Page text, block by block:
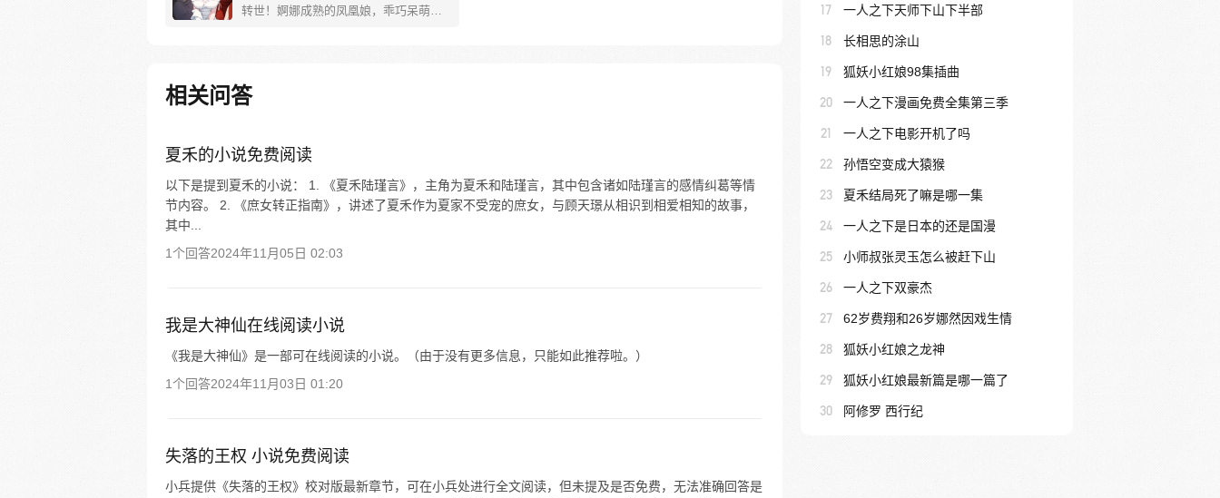
转世！婀娜成熟的凤凰娘，乖巧呆萌的
相关问答
夏禾的小说免费阅读
以下是提到夏禾的小说： 1. 《夏禾陆瑾言》，主角为夏禾和陆瑾言，其中包含诸如陆瑾言的感情纠葛等情
节内容。 2. 《庶女转正指南》，讲述了夏禾作为夏家不受宠的庶女，与顾天璟从相识到相爱相知的故事，
其中...
1个回答2024年11月05日 02:03
我是大神仙在线阅读小说
《我是大神仙》是一部可在线阅读的小说。（由于没有更多信息，只能如此推荐啦。）
1个回答2024年11月03日 01:20
失落的王权 小说免费阅读
小兵提供《失落的王权》校对版最新章节，可在小兵处进行全文阅读，但未提及是否免费，无法准确回答是
17 一人之下天师下山下半部
18 长相思的涂山
19 狐妖小红娘98集插曲
20 一人之下漫画免费全集第三季
21 一人之下电影开机了吗
22 孙悟空变成大猿猴
23 夏禾结局死了嘛是哪一集
24 一人之下是日本的还是国漫
25 小师叔张灵玉怎么被赶下山
26 一人之下双豪杰
27 62岁费翔和26岁娜然因戏生情
28 狐妖小红娘之龙神
29 狐妖小红娘最新篇是哪一篇了
30 阿修罗 西行纪